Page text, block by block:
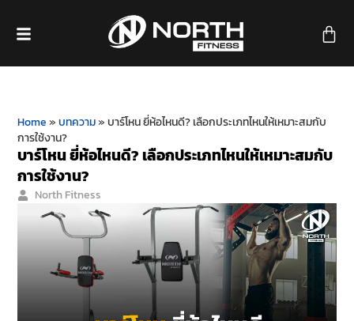
Home »บทความ»บาร์โหน ยี่ห้อไหนดี? เลือกประเภทไหนให้เหมาะสมกับ
การใช้งาน?
บาร์โหน ยี่ห้อไหนดี? เลือกประเภทไหนให้เหมาะสมกับ
การใช้งาน?
North Fitness